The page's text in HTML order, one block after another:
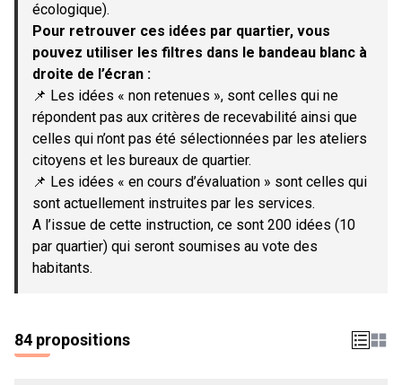
écologique).
Pour retrouver ces idées par quartier, vous
pouvez utiliser les filtres dans le bandeau blanc à
droite de l’écran :
📌 Les idées « non retenues », sont celles qui ne
répondent pas aux critères de recevabilité ainsi que
celles qui n’ont pas été sélectionnées par les ateliers
citoyens et les bureaux de quartier.
📌 Les idées « en cours d’évaluation » sont celles qui
sont actuellement instruites par les services.
A l’issue de cette instruction, ce sont 200 idées (10
par quartier) qui seront soumises au vote des
habitants.
84 propositions